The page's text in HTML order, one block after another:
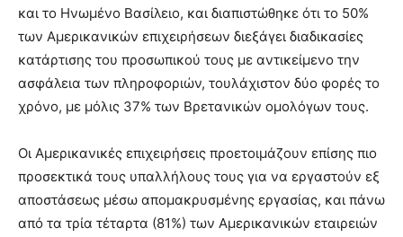
και το Ηνωμένο Βασίλειο, και διαπιστώθηκε ότι το 50%
των Αμερικανικών επιχειρήσεων διεξάγει διαδικασίες
κατάρτισης του προσωπικού τους με αντικείμενο την
ασφάλεια των πληροφοριών, τουλάχιστον δύο φορές το
χρόνο, με μόλις 37% των Βρετανικών ομολόγων τους.
Οι Αμερικανικές επιχειρήσεις προετοιμάζουν επίσης πιο
προσεκτικά τους υπαλλήλους τους για να εργαστούν εξ
αποστάσεως μέσω απομακρυσμένης εργασίας, και πάνω
από τα τρία τέταρτα (81%) των Αμερικανικών εταιρειών